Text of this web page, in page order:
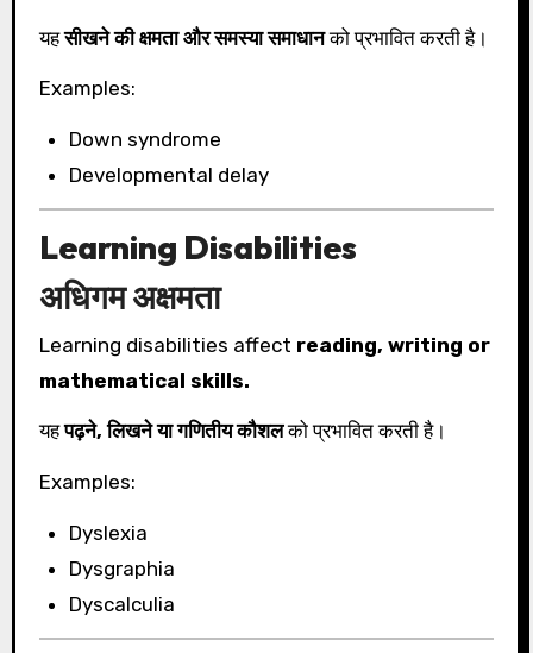
यहसीखने की क्षमता और समस्या समाधानको प्रभावित करती है।
Examples:
Down syndrome
Developmental delay
Learning Disabilities
अधिगम अक्षमता
Learning disabilities affect reading, writing or
mathematical skills.
यहपढ़ने, लिखने या गणितीय कौशलको प्रभावित करती है।
Examples:
Dyslexia
Dysgraphia
Dyscalculia